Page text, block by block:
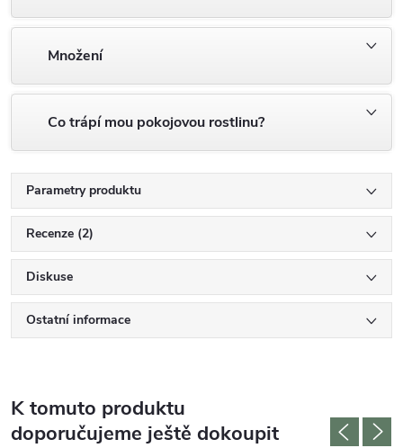
Množení
Co trápí mou pokojovou rostlinu?
Parametry produktu
Recenze (2)
Diskuse
Ostatní informace
K tomuto produktu
doporučujeme ještě dokoupit